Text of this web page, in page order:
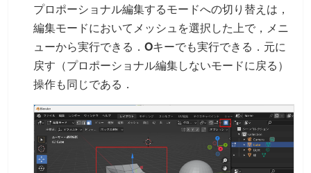
プロポーショナル編集するモードへの切り替えは，
編集モードにおいてメッシュを選択した上で，メニ
ューから実行できる． Oキーでも実行できる．元に
戻す（プロポーショナル編集しないモードに戻る）
操作も同じである．